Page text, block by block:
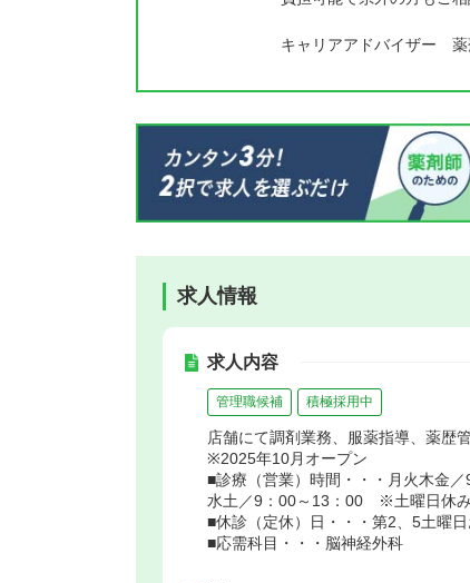
キャリアアドバイザー 薬
求人情報
求人内容
管理職候補 積極採用中
店舗にて調剤業務、服薬指導、薬歴
※2025年10月オープン
■診療（営業）時間・・・月火木金
水土／9：00～13：00 ※土曜日休
■休診（定休）日・・・第2、5土曜
■応需科目・・・脳神経外科